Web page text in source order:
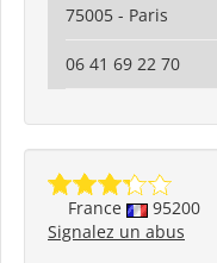
75005 - Paris
06 41 69 22 70
France 95200
Signalez un abus